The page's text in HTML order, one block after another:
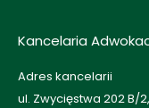
Kancelaria
Adres kancelarii
ul. Zwycięstwa 202 B/